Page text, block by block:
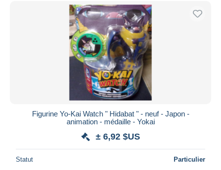
Figurine Yo-Kai Watch " Hidabat " - neuf - Japon -
animation - médaille - Yokai
± 6,92 $US
Statut Particulier